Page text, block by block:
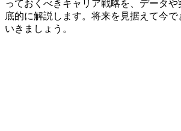
っておくべきキャリア戦略を、データ
底的に解説します。将来を見据えて今
いきましょう。